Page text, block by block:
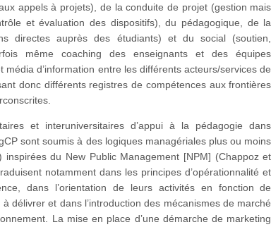
appels à projets), de la conduite de projet (gestion mais
et évaluation des dispositifs), du pédagogique, de la
directes auprès des étudiants) et du social (soutien,
même coaching des enseignants et des équipes
média d’information entre les différents acteurs/services de
donc différents registres de compétences aux frontières
et interuniversitaires d’appui à la pédagogie dans
sont soumis à des logiques managériales plus ou moins
inspirées du New Public Management [NPM] (Chappoz et
notamment dans les principes d’opérationnalité et
dans l’orientation de leurs activités en fonction de
délivrer et dans l’introduction des mécanismes de marché
La mise en place d’une démarche de marketing